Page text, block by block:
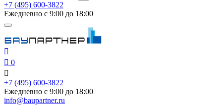
+7 (495) 600-3822
Ежедневно с 9:00 до 18:00

 0

+7 (495) 600-3822
Ежедневно с 9:00 до 18:00
info@baupartner.ru